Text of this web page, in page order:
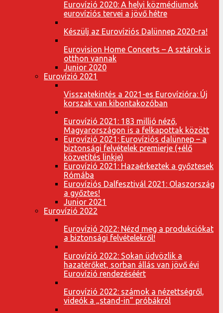
Eurovízió 2020: A helyi közmédiumok
eurovíziós tervei a jövő hétre
Készülj az Eurovíziós Dalünnep 2020-ra!
Eurovision Home Concerts – A sztárok is
otthon vannak
Junior 2020
Eurovízió 2021
Visszatekintés a 2021-es Eurovízióra: Új
korszak van kibontakozóban
Eurovízió 2021: 183 millió néző,
Magyarországon is a felkapottak között
Eurovízió 2021: Eurovíziós dalünnep – a
biztonsági felvételek premierje (+élő
közvetítés linkje)
Eurovízió 2021: Hazaérkeztek a győztesek
Rómába
Eurovíziós Dalfesztivál 2021: Olaszország
a győztes!
Junior 2021
Eurovízió 2022
Eurovízió 2022: Nézd meg a produkciókat
a biztonsági felvételekről!
Eurovízió 2022: Sokan üdvözlik a
hazatérőket, sorban állás van jövő évi
Eurovízió rendezéséért
Eurovízió 2022: számok a nézettségről,
videók a „stand-in” próbákról